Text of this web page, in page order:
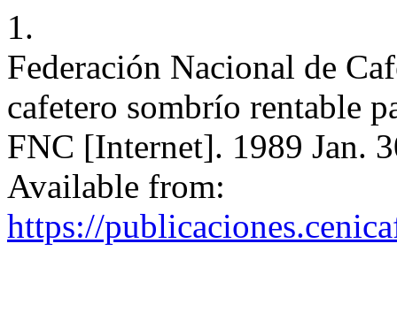
1.
Federación Nacional de
cafetero sombrío rentable
FNC [Internet]. 1989 Jan.
Available from:
https://